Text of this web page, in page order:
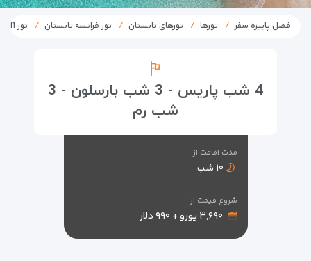
فصل پاییزه سفر تورها تورهای تابستان تور فرانسه تابستان تور 11 روز فرانسه – اسپانیا – ایتالیا مرداد 1404
4 شب پاریس - 3 شب بارسلون - 3
شب رم
مدت اقامت از
۱۰ شب
شروع قیمت از
۳,۶۹۰ یورو + ۹۹۰ دلار